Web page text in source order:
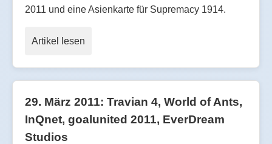
2011 und eine Asienkarte für Supremacy 1914.
Artikel lesen
29. März 2011: Travian 4, World of Ants,
InQnet, goalunited 2011, EverDream
Studios